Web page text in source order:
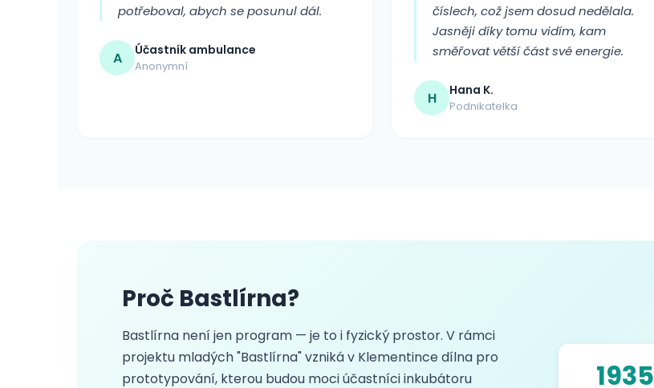
potřeboval, abych se posunul dál.
A Účastník ambulance
Anonymní
číslech, což jsem dosud nedělala.
Jasněji díky tomu vidím, kam
směřovat větší část své energie.
H Hana K.
Podnikatelka
Proč Bastlírna?
Bastlírna není jen program — je to i fyzický prostor. V rámci
projektu mladých "Bastlírna" vzniká v Klementince dílna pro
prototypování, kterou budou moci účastníci inkubátoru
1935